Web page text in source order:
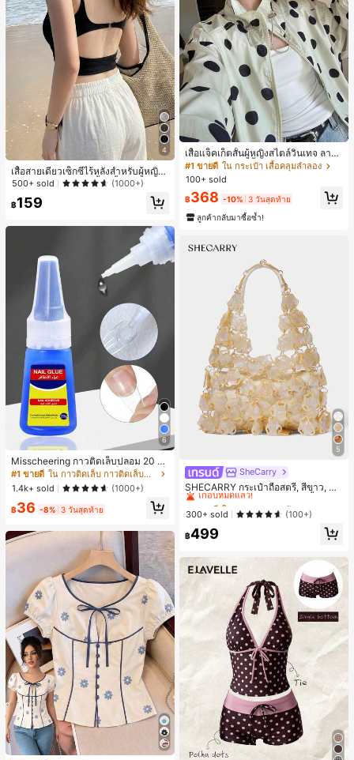
4
เสื้อสายเดี่ยวเซ็กซี่ไร้หลังสำหรับผู้หญิง
พร้อมบราแบบมีฟองน้ำ, เสื้อกล้ามแขน
500+ sold (1000+)
฿159
6
Misscheering กาวติดเล็บปลอม 20 กรั
ม แรงยึดสูง เจลสติกเกอร์เล็บนุ่ม แห้งเร็
ว เหมาะสำหรับผู้เริ่มต้นทำเล็บ ติดทนน
าน
#1 ขายดี
ใน กาวติดเล็บ กาวติดเล็บและสารยึดติด
1.4k+ sold
(1000+)
฿36 -8% 3 วันสุดท้าย
เสื้อแจ็คเก็ตสั้นผู้หญิงสไตล์วินเทจ ลายจุ
ดขนาดใหญ่ คอตั้ง เอวเข้ารูป แขนพอง
ทรงหลวม แฟชั่นอเนกประสงค์ สำหรับใ
ส่ประจำวันและไปเที่ยวพักผ่อน
#1 ขายดี ใน กระเป๋า เสื้อคลุมลำลอง
100+ sold
฿368 -10% 3 วันสุดท้าย
ลูกค้ากลับมาซื้อซ้ำ!
5
SheCarry
SHECARRY กระเป๋าถือสตรี, สีขาว, แฟ
ชั่น, สง่างาม, วันหยุด, งานปาร์ตี้
#1 ขายดี
เกือบหมดแล้ว!
#1 ขายดี
เกือบหมดแล้ว!
#1 ขายดี
เกือบหมดแล้ว!
#1 ขายดี
ใน บรรยากาศฤดูร้อน กระเป๋าหูหิ้วด้านบนผู้หญิง
เกือบหมดแล้ว!
300+ sold (100+)
฿499